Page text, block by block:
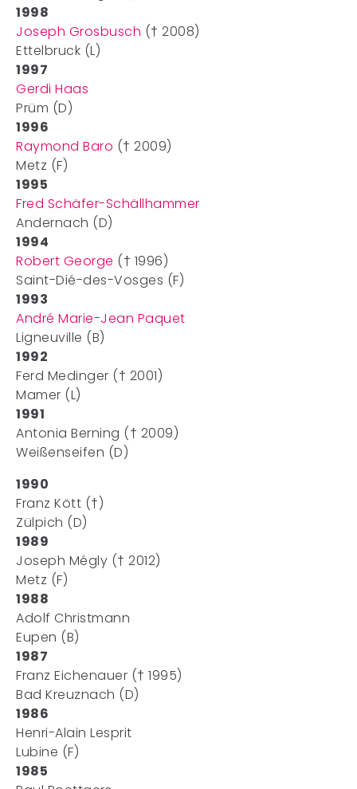
1998
Joseph Grosbusch († 2008)
Ettelbruck (L)
1997
Gerdi Haas
Prüm (D)
1996
Raymond Baro († 2009)
Metz (F)
1995
Fred Schäfer-Schällhammer
Andernach (D)
1994
Robert George († 1996)
Saint-Dié-des-Vosges (F)
1993
André Marie-Jean Paquet
Ligneuville (B)
1992
Ferd Medinger († 2001)
Mamer (L)
1991
Antonia Berning († 2009)
Weißenseifen (D)
1990
Franz Kött (†)
Zülpich (D)
1989
Joseph Mégly († 2012)
Metz (F)
1988
Adolf Christmann
Eupen (B)
1987
Franz Eichenauer († 1995)
Bad Kreuznach (D)
1986
Henri-Alain Lesprit
Lubine (F)
1985